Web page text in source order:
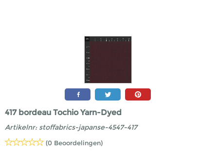
417 bordeau Tochio Yarn-Dyed
Artikelnr: stoffabrics-japanse-4547-417
(0 Beoordelingen)